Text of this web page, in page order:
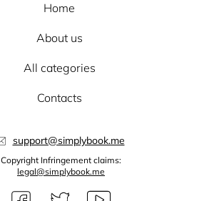
Home
About us
All categories
Contacts
support@simplybook.me
Copyright Infringement claims:
legal@simplybook.me